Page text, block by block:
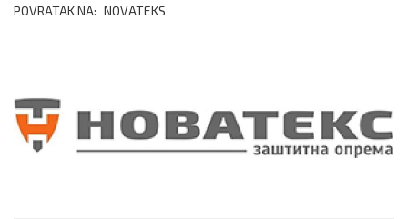
POVRATAK NA: NOVATEKS